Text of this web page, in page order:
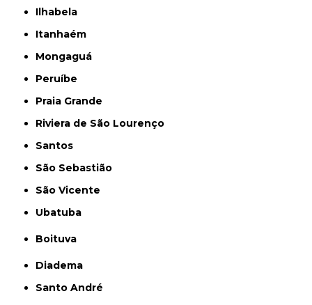
Ilhabela
Itanhaém
Mongaguá
Peruíbe
Praia Grande
Riviera de São Lourenço
Santos
São Sebastião
São Vicente
Ubatuba
Boituva
Diadema
Santo André